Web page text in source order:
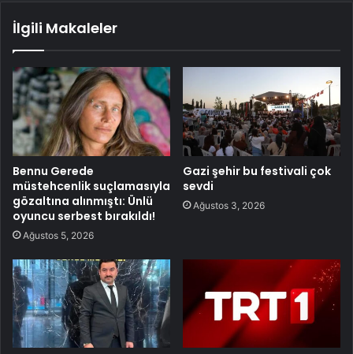
İlgili Makaleler
Bennu Gerede
müstehcenlik suçlamasıyla
gözaltına alınmıştı: Ünlü
oyuncu serbest bırakıldı!
Ağustos 5, 2026
Gazi şehir bu festivali çok
sevdi
Ağustos 3, 2026